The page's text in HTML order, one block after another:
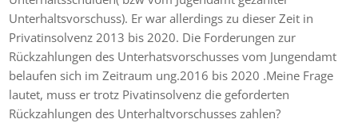
Unterhaltsvorschuss). Er war allerdings zu dieser Zeit in
Privatinsolvenz 2013 bis 2020. Die Forderungen zur
Rückzahlungen des Unterhatsvorschusses vom Jungendamt
belaufen sich im Zeitraum ung.2016 bis 2020 .Meine Frage
lautet, muss er trotz Pivatinsolvenz die geforderten
Rückzahlungen des Unterhaltvorschusses zahlen?